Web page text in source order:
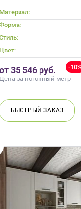
Современные
Материал:
Форма:
Стиль:
Цвет:
-10%
от 35 546 руб.
Цена за погонный метр
БЫСТРЫЙЗАКАЗ